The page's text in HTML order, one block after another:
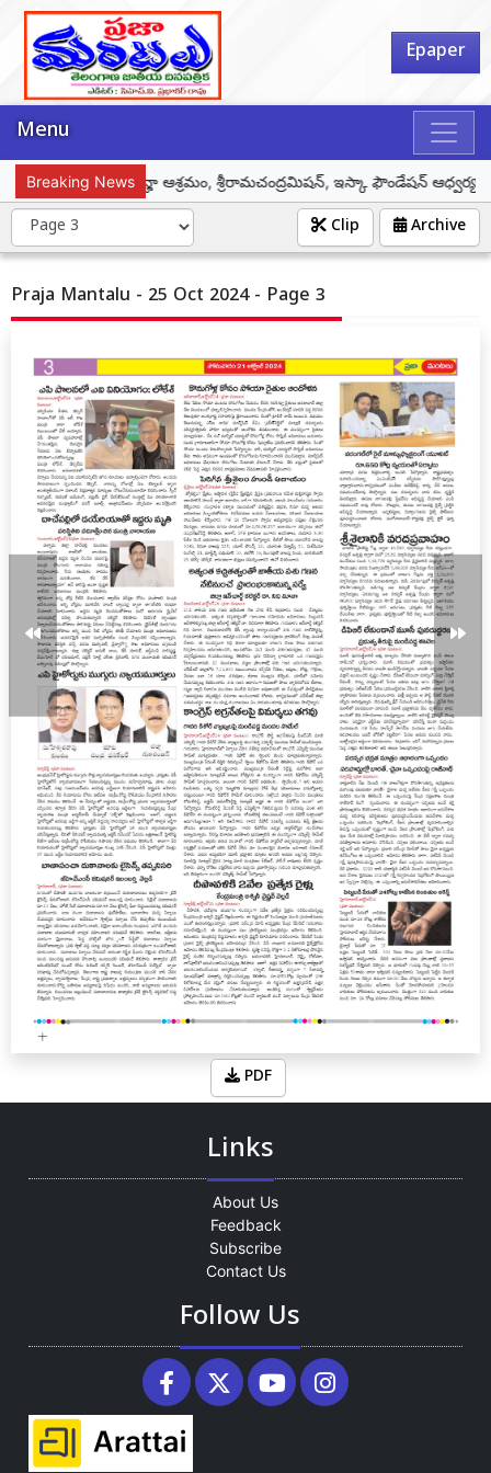
Epaper
Menu
Breaking News
బై హార్ట్ ఫుల్నెస్, కన్హా ఆశ్రమం, శ్రీరామచంద్రమిషన్, ఇస్కా ఫౌండేషన్ ఆధ్వర్యంలో
Archive
Clip
Praja Mantalu - 25 Oct 2024 - Page 3
PDF
Links
About Us
Feedback
Subscribe
Contact Us
Follow Us